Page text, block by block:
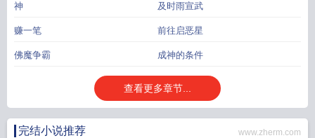
神 及时雨宣武
赚一笔 前往启恶星
佛魔争霸 成神的条件
查看更多章节...
完结小说推荐 www.zherm.com